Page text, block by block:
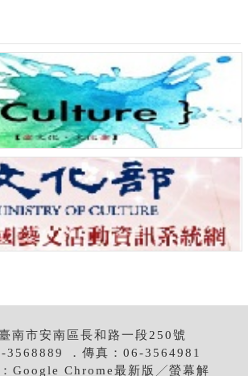
南市安南區長和路一段250號
3568889 ．傳真：06-3564981
Google Chrome最新版╱螢幕解